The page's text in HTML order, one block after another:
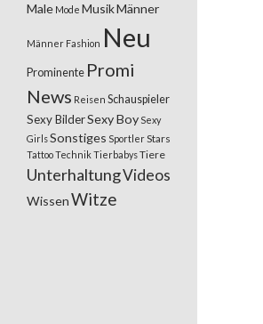
Male Mode MusikMänner
Männer Fashion Neu
Prominente Promi
News Reisen Schauspieler
Sexy BilderSexy Boy Sexy
GirlsSonstiges SportlerStars
TattooTechnikTierbabysTiere
UnterhaltungVideos
WissenWitze